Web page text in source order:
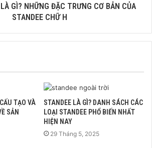
GÌ? NHỮNG ĐẶC TRƯNG CƠ BẢN CỦA
STANDEE CHỮ H
TẠO VÀ
SẢN
STANDEE LÀ GÌ? DANH SÁCH CÁC
LOẠI STANDEE PHỔ BIẾN NHẤT
HIỆN NAY
29 Tháng 5, 2025